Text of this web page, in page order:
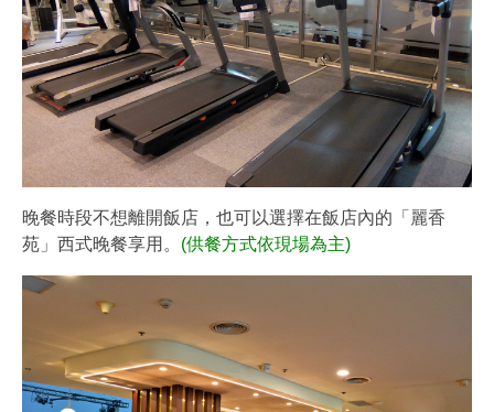
晚餐時段不想離開飯店，也可以選擇在飯店內的「麗香
苑」西式晚餐享用。 (供餐方式依現場為主)